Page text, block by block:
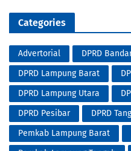
Categories
Advertorial DPRD
DPRD Lampung Barat
DPRD Lampung Utara
DPRD Pesibar
DPRD
Pemkab Lampung Barat